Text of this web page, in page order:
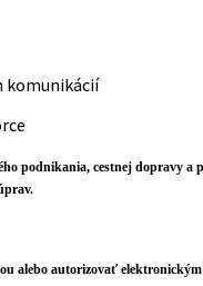
komunikácií
podnikania, cestnej dopravy a
alebo autorizovať